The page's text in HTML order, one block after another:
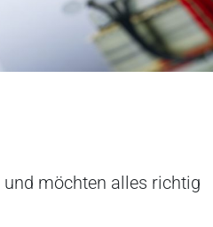
und möchten alles richtig